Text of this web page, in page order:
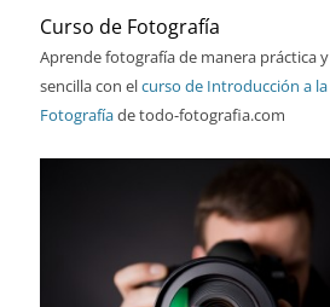
Curso de Fotografía
Aprende fotografía de manera práctica y
sencilla con elcurso de Introducción a la
Fotografíade todo-fotografia.com